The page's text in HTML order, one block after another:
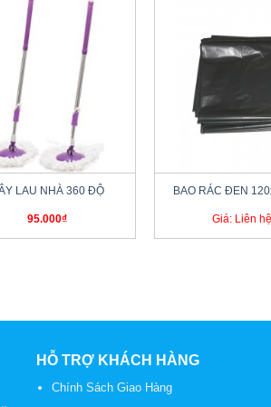
LAU NHÀ 360 ĐỘ
95.000₫
BAO RÁC ĐEN
Giá: Liên hệ
HỖ TRỢ KHÁCH HÀNG
Chính Sách Giao Hàng